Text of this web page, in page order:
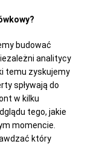
budować
analitycy
temu zyskujemy
spływają do
w kilku
tego, jakie
momencie.
który